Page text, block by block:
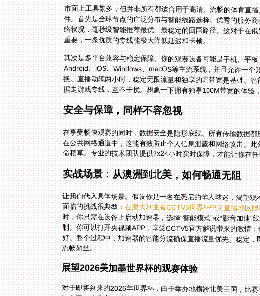
市面上工具繁多，但并非所有都适合用于高清、流畅的体育直
件。首先是全球节点的广泛分布与智能线路选择。优秀的服务
络状况，毫秒级智能推荐最优、最稳定的回国路径。这对于在
重要，一条优质的专线能极大降低延迟和卡顿。
其次是多平台兼容与稳定保障。你的观赛设备可能是手机、平
Android、iOS、Windows、macOS等主流系统，并且允许一个
换。直播动辄两小时，稳定无限流量和独享的高带宽是基础。
据走游戏专线，互不干扰。想象一下拥有独享100M带宽的体验
安全与保障，同样不容忽视
在享受畅快观赛的同时，数据安全是隐形底线。所有传输数据
在公共网络通道中，这能有效防止个人信息泄露和网络攻击。
命稻草。专业的技术团队提供7x24小时实时保障，才能让你在
实战场景：从澳洲到北美，如何畅通无阻
让我们代入具体场景。假设你是一名在悉尼的华人球迷，渴望
面临的挑战很典型：在澳大利亚看CCTV5世界杯中文直播地区限
流畅如丝。
展望2026美加墨世界杯的观赛体验
对于即将到来的2026年世界杯，由于举办地横跨北美三国，比
速方案，你完全可以按照自己的作息，随时观看国内平台的赛
清晨还是深夜，你都能第一时间获取带有中文解说的比赛内容